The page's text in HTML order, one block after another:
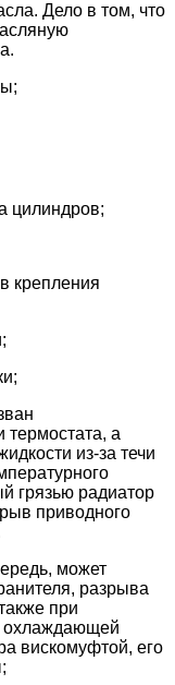
Дело в том, что
цилиндров;
крепления
термостата, а
из-за течи
грязью радиатор
приводного
может
разрыва
при
охлаждающей
вискомуфтой, его